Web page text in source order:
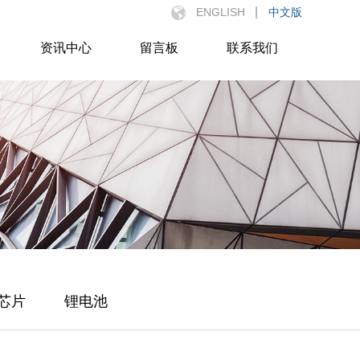
ENGLISH 中文版
资讯中心 留言板 联系我们
片 锂电池